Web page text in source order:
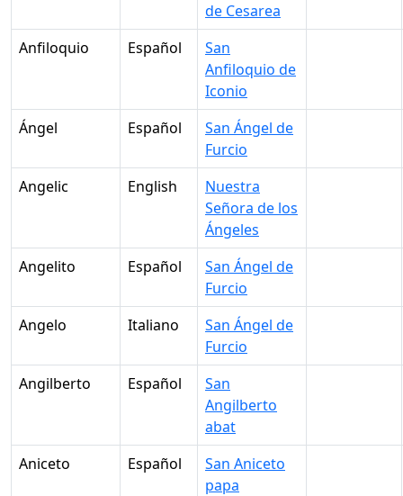
de Cesarea
Anfiloquio
Español
San
Anfiloquio de
Iconio
Ángel
Español
San Ángel de
Furcio
Angelic
English
Nuestra
Señora de los
Ángeles
Angelito
Español
San Ángel de
Furcio
Angelo
Italiano
San Ángel de
Furcio
Angilberto
Español
San
Angilberto
abat
Aniceto
Español
San Aniceto
papa